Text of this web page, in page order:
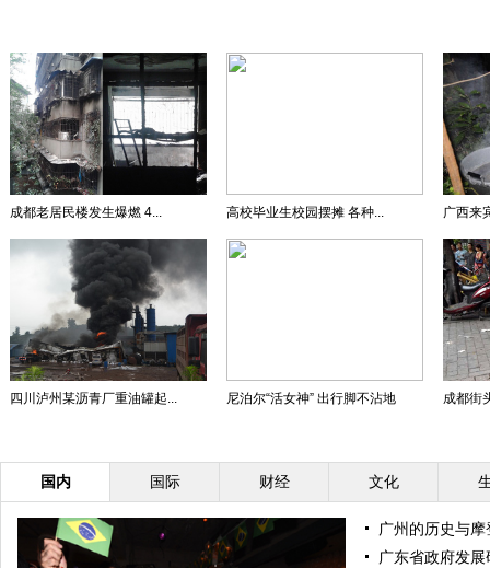
成都老居民楼发生爆燃 4... 高校毕业生校园摆摊 各种... 广西来
四川泸州某沥青厂重油罐起... 尼泊尔“活女神” 出行脚不沾地 成都街
国内 国际 财经 文化
广州的历史与
广东省政府发